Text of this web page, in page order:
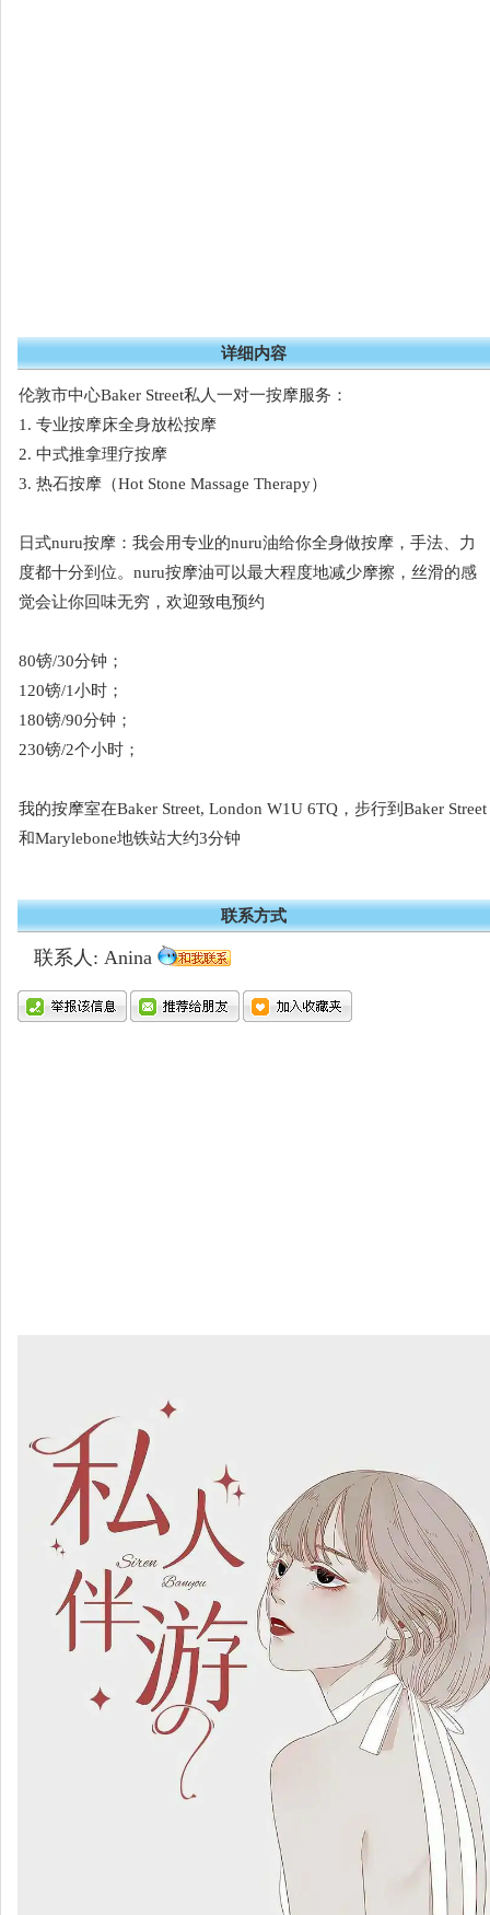
详细内容
伦敦市中心Baker Street私人一对一按摩服务：
1. 专业按摩床全身放松按摩
2. 中式推拿理疗按摩
3. 热石按摩（Hot Stone Massage Therapy）
日式nuru按摩：我会用专业的nuru油给你全身做按摩，手法、力
度都十分到位。nuru按摩油可以最大程度地减少摩擦，丝滑的感
觉会让你回味无穷，欢迎致电预约
80镑/30分钟；
120镑/1小时；
180镑/90分钟；
230镑/2个小时；
我的按摩室在Baker Street, London W1U 6TQ，步行到Baker Street
和Marylebone地铁站大约3分钟
联系方式
联系人: Anina